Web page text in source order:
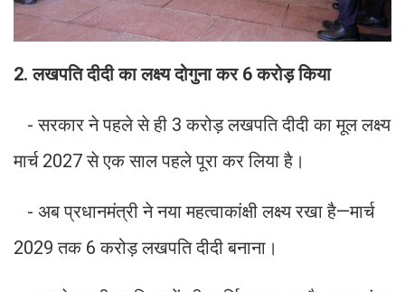
2. लखपति दीदी का लक्ष्य दोगुना कर 6 करोड़ किया
- सरकार ने पहले से ही 3 करोड़ लखपति दीदी का मूल लक्ष्य
मार्च 2027 से एक साल पहले पूरा कर लिया है।
- अब प्रधानमंत्री ने नया महत्वाकांक्षी लक्ष्य रखा है—मार्च
2029 तक 6 करोड़ लखपति दीदी बनाना।